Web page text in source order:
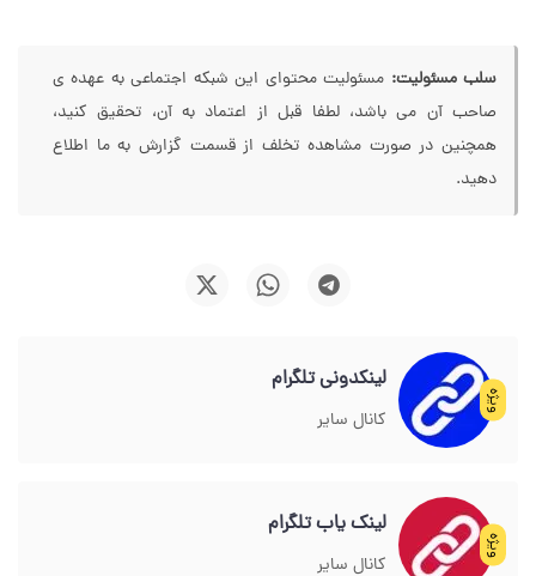
سلب مسئولیت: مسئولیت محتوای این شبکه اجتماعی به عهده ی
صاحب آن می باشد، لطفا قبل از اعتماد به آن، تحقیق کنید،
همچنین در صورت مشاهده تخلف از قسمت گزارش به ما اطلاع
دهید.
ویژه
لینکدونی تلگرام
کانال سایر
ویژه
لینک یاب تلگرام
کانال سایر